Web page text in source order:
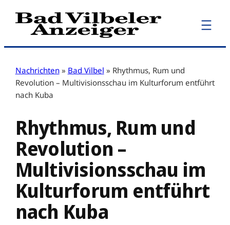
Zum
Inhalt
Nachrichten » Bad Vilbel » Rhythmus, Rum und
Revolution – Multivisionsschau im Kulturforum entführt
nach Kuba
Rhythmus, Rum und
Revolution –
Multivisionsschau im
Kulturforum entführt
nach Kuba